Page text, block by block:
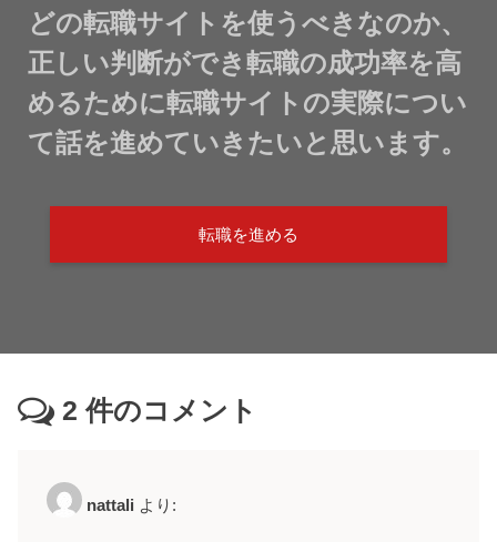
どの転職サイトを使うべきなのか、
正しい判断ができ転職の成功率を高
めるために転職サイトの実際につい
て話を進めていきたいと思います。
転職を進める
2 件のコメント
nattali より: